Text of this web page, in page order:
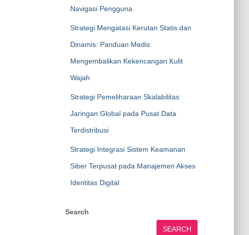
Navigasi Pengguna
Strategi Mengatasi Kerutan Statis dan
Dinamis: Panduan Medis
Mengembalikan Kekencangan Kulit
Wajah
Strategi Pemeliharaan Skalabilitas
Jaringan Global pada Pusat Data
Terdistribusi
Strategi Integrasi Sistem Keamanan
Siber Terpusat pada Manajemen Akses
Identitas Digital
Search
SEARCH